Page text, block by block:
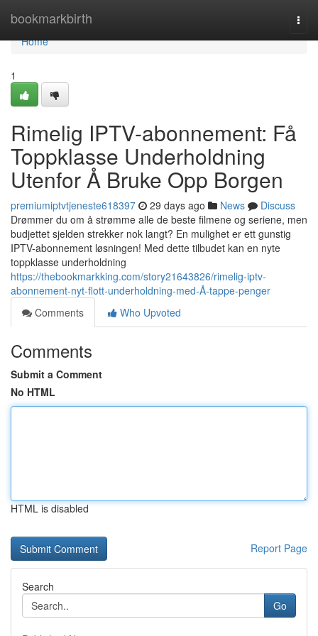
bookmarkbirth
Home
Home
1
Rimelig IPTV-abonnement: Få
Toppklasse Underholdning
Utenfor Å Bruke Opp Borgen
premiumiptvtjeneste618397 29 days ago News
Discuss
Drømmer du om å strømme alle de beste filmene og seriene, men
budjettet sjelden strekker nok langt? En mulighet er ett gunstig
IPTV-abonnement løsningen! Med dette tilbudet kan en nyte
toppklasse underholdning
https://thebookmarkking.com/story21643826/rimelig-iptv-
abonnement-nyt-flott-underholdning-med-Å-tappe-penger
Comments
Who Upvoted
Comments
Submit a Comment
No HTML
HTML is disabled
Report Page
Search
Go